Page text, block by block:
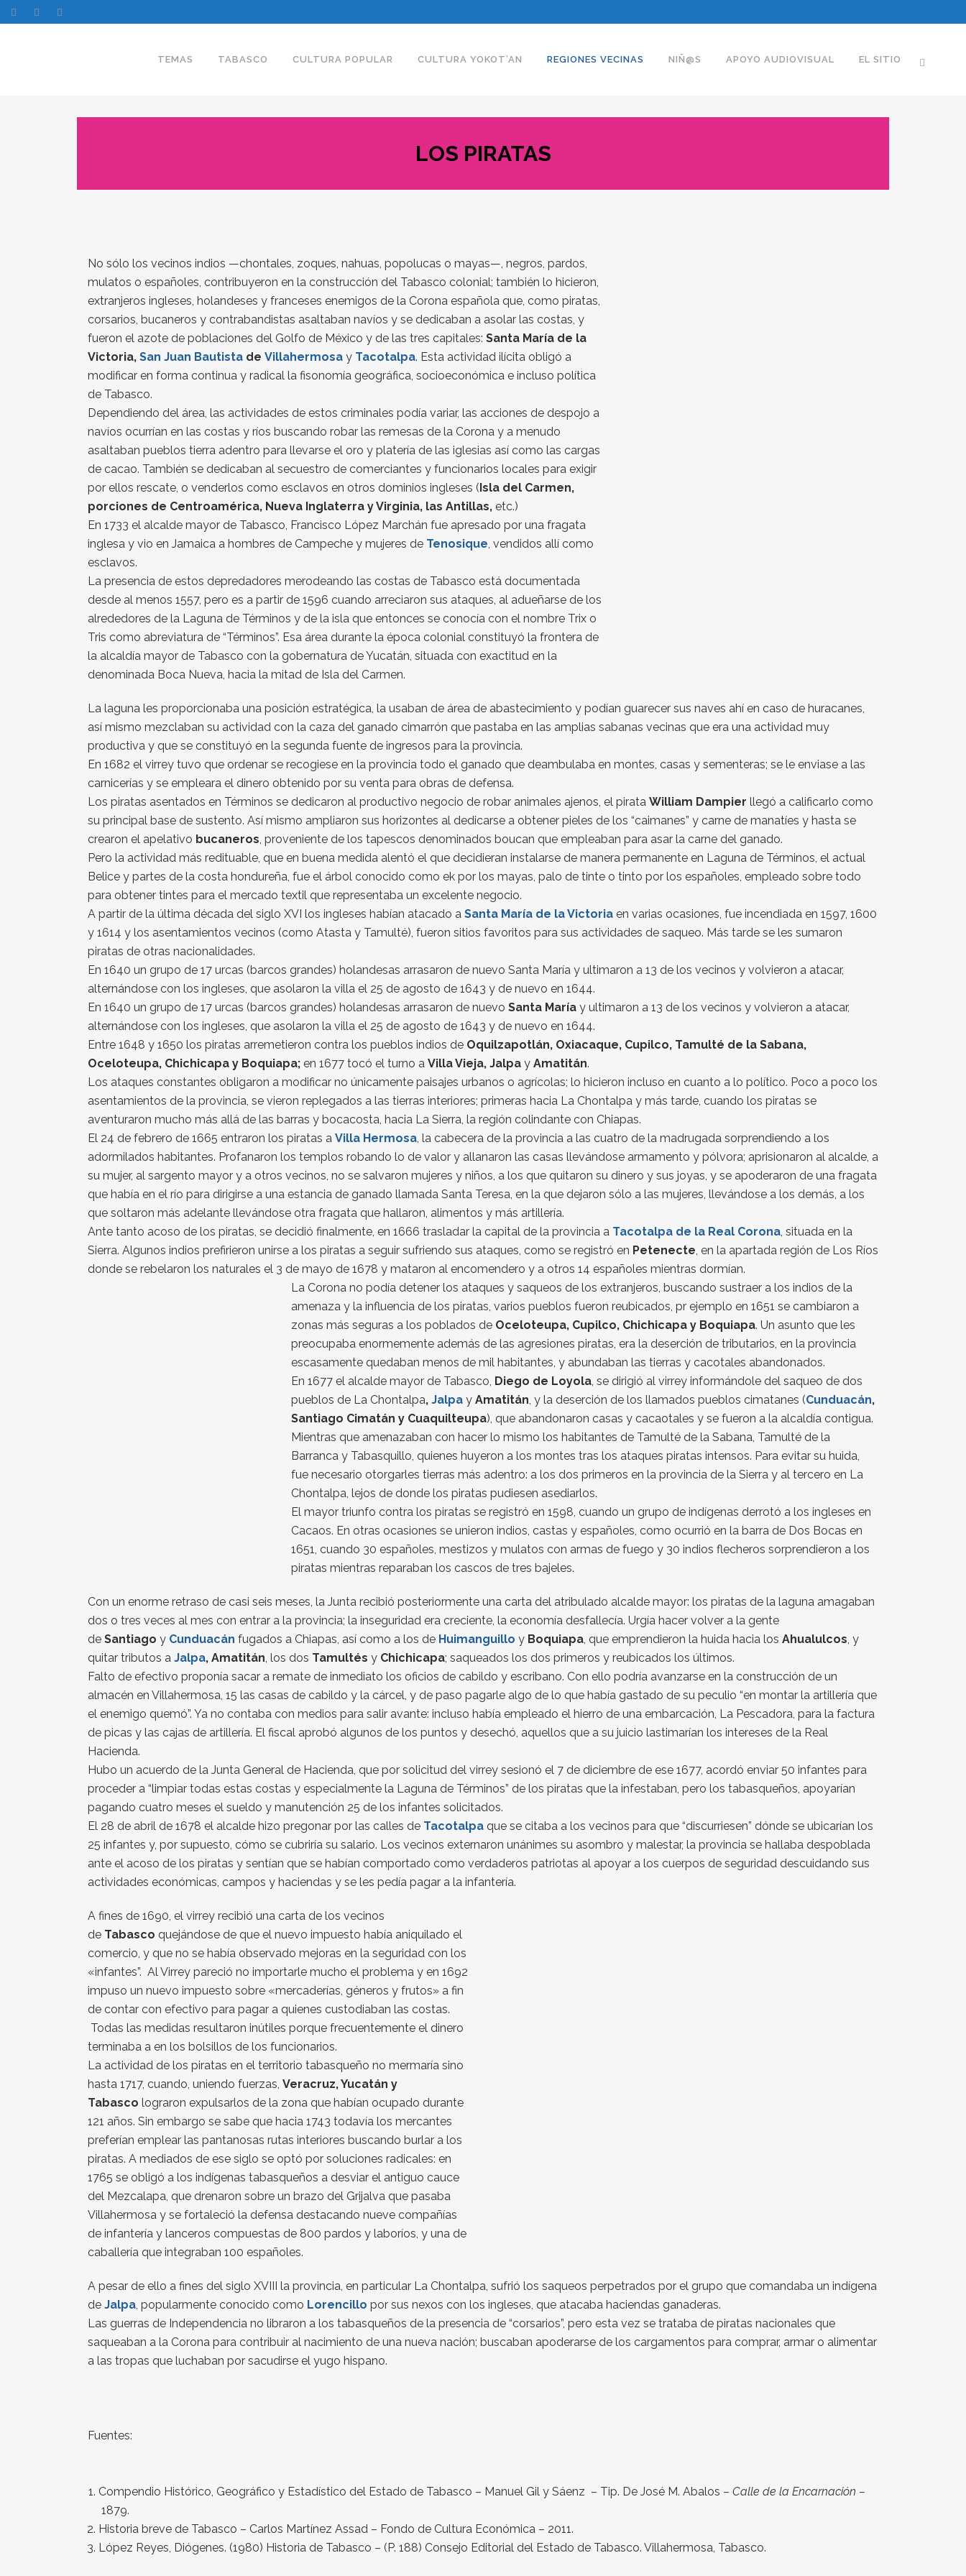
TEMAS TABASCO CULTURA POPULAR CULTURA YOKOT’AN REGIONES VECINAS NIÑ@S APOYO AUDIOVISUAL EL SITIO
LOS PIRATAS
No sólo los vecinos indios —chontales, zoques, nahuas, popolucas o mayas—, negros, pardos,
mulatos o españoles, contribuyeron en la construcción del Tabasco colonial; también lo hicieron,
extranjeros ingleses, holandeses y franceses enemigos de la Corona española que, como piratas,
corsarios, bucaneros y contrabandistas asaltaban navíos y se dedicaban a asolar las costas, y
fueron el azote de poblaciones del Golfo de México y de las tres capitales: Santa María de la
Victoria, San Juan Bautista de Villahermosa y Tacotalpa. Esta actividad ilícita obligó a
modificar en forma continua y radical la fisonomía geográfica, socioeconómica e incluso política
de Tabasco.
Dependiendo del área, las actividades de estos criminales podía variar, las acciones de despojo a
navíos ocurrían en las costas y ríos buscando robar las remesas de la Corona y a menudo
asaltaban pueblos tierra adentro para llevarse el oro y platería de las iglesias así como las cargas
de cacao. También se dedicaban al secuestro de comerciantes y funcionarios locales para exigir
por ellos rescate, o venderlos como esclavos en otros dominios ingleses (Isla del Carmen,
porciones de Centroamérica, Nueva Inglaterra y Virginia, las Antillas, etc.)
En 1733 el alcalde mayor de Tabasco, Francisco López Marchán fue apresado por una fragata
inglesa y vio en Jamaica a hombres de Campeche y mujeres de Tenosique, vendidos allí como
esclavos.
La presencia de estos depredadores merodeando las costas de Tabasco está documentada
desde al menos 1557, pero es a partir de 1596 cuando arreciaron sus ataques, al adueñarse de los
alrededores de la Laguna de Términos y de la isla que entonces se conocía con el nombre Trix o
Tris como abreviatura de “Términos”. Esa área durante la época colonial constituyó la frontera de
la alcaldía mayor de Tabasco con la gobernatura de Yucatán, situada con exactitud en la
denominada Boca Nueva, hacia la mitad de Isla del Carmen.
La laguna les proporcionaba una posición estratégica, la usaban de área de abastecimiento y podían guarecer sus naves ahí en caso de huracanes,
así mismo mezclaban su actividad con la caza del ganado cimarrón que pastaba en las amplias sabanas vecinas que era una actividad muy
productiva y que se constituyó en la segunda fuente de ingresos para la provincia.
En 1682 el virrey tuvo que ordenar se recogiese en la provincia todo el ganado que deambulaba en montes, casas y sementeras; se le enviase a las
carnicerías y se empleara el dinero obtenido por su venta para obras de defensa.
Los piratas asentados en Términos se dedicaron al productivo negocio de robar animales ajenos, el pirata William Dampier llegó a calificarlo como
su principal base de sustento. Así mismo ampliaron sus horizontes al dedicarse a obtener pieles de los “caimanes” y carne de manatíes y hasta se
crearon el apelativo bucaneros, proveniente de los tapescos denominados boucan que empleaban para asar la carne del ganado.
Pero la actividad más redituable, que en buena medida alentó el que decidieran instalarse de manera permanente en Laguna de Términos, el actual
Belice y partes de la costa hondureña, fue el árbol conocido como ek por los mayas, palo de tinte o tinto por los españoles, empleado sobre todo
para obtener tintes para el mercado textil que representaba un excelente negocio.
A partir de la última década del siglo XVI los ingleses habían atacado a Santa María de la Victoria en varias ocasiones, fue incendiada en 1597, 1600
y 1614 y los asentamientos vecinos (como Atasta y Tamulté), fueron sitios favoritos para sus actividades de saqueo. Más tarde se les sumaron
piratas de otras nacionalidades.
En 1640 un grupo de 17 urcas (barcos grandes) holandesas arrasaron de nuevo Santa María y ultimaron a 13 de los vecinos y volvieron a atacar,
alternándose con los ingleses, que asolaron la villa el 25 de agosto de 1643 y de nuevo en 1644.
En 1640 un grupo de 17 urcas (barcos grandes) holandesas arrasaron de nuevo Santa María y ultimaron a 13 de los vecinos y volvieron a atacar,
alternándose con los ingleses, que asolaron la villa el 25 de agosto de 1643 y de nuevo en 1644.
Entre 1648 y 1650 los piratas arremetieron contra los pueblos indios de Oquilzapotlán, Oxiacaque, Cupilco, Tamulté de la Sabana,
Oceloteupa, Chichicapa y Boquiapa; en 1677 tocó el turno a Villa Vieja, Jalpa y Amatitán.
Los ataques constantes obligaron a modificar no únicamente paisajes urbanos o agrícolas; lo hicieron incluso en cuanto a lo político. Poco a poco los
asentamientos de la provincia, se vieron replegados a las tierras interiores; primeras hacia La Chontalpa y más tarde, cuando los piratas se
aventuraron mucho más allá de las barras y bocacosta, hacia La Sierra, la región colindante con Chiapas.
El 24 de febrero de 1665 entraron los piratas a Villa Hermosa, la cabecera de la provincia a las cuatro de la madrugada sorprendiendo a los
adormilados habitantes. Profanaron los templos robando lo de valor y allanaron las casas llevándose armamento y pólvora; aprisionaron al alcalde, a
su mujer, al sargento mayor y a otros vecinos, no se salvaron mujeres y niños, a los que quitaron su dinero y sus joyas, y se apoderaron de una fragata
que había en el río para dirigirse a una estancia de ganado llamada Santa Teresa, en la que dejaron sólo a las mujeres, llevándose a los demás, a los
que soltaron más adelante llevándose otra fragata que hallaron, alimentos y más artillería.
Ante tanto acoso de los piratas, se decidió finalmente, en 1666 trasladar la capital de la provincia a Tacotalpa de la Real Corona, situada en la
Sierra. Algunos indios prefirieron unirse a los piratas a seguir sufriendo sus ataques, como se registró en Petenecte, en la apartada región de Los Ríos
donde se rebelaron los naturales el 3 de mayo de 1678 y mataron al encomendero y a otros 14 españoles mientras dormían.
La Corona no podía detener los ataques y saqueos de los extranjeros, buscando sustraer a los indios de la
amenaza y la influencia de los piratas, varios pueblos fueron reubicados, pr ejemplo en 1651 se cambiaron a
zonas más seguras a los poblados de Oceloteupa, Cupilco, Chichicapa y Boquiapa. Un asunto que les
preocupaba enormemente además de las agresiones piratas, era la deserción de tributarios, en la provincia
escasamente quedaban menos de mil habitantes, y abundaban las tierras y cacotales abandonados.
En 1677 el alcalde mayor de Tabasco, Diego de Loyola, se dirigió al virrey informándole del saqueo de dos
pueblos de La Chontalpa, Jalpay Amatitán, y la deserción de los llamados pueblos cimatanes (Cunduacán,
Santiago Cimatán y Cuaquilteupa), que abandonaron casas y cacaotales y se fueron a la alcaldía contigua.
Mientras que amenazaban con hacer lo mismo los habitantes de Tamulté de la Sabana, Tamulté de la
Barranca y Tabasquillo, quienes huyeron a los montes tras los ataques piratas intensos. Para evitar su huida,
fue necesario otorgarles tierras más adentro: a los dos primeros en la provincia de la Sierra y al tercero en La
Chontalpa, lejos de donde los piratas pudiesen asediarlos.
El mayor triunfo contra los piratas se registró en 1598, cuando un grupo de indígenas derrotó a los ingleses en
Cacaos. En otras ocasiones se unieron indios, castas y españoles, como ocurrió en la barra de Dos Bocas en
1651, cuando 30 españoles, mestizos y mulatos con armas de fuego y 30 indios flecheros sorprendieron a los
piratas mientras reparaban los cascos de tres bajeles.
Con un enorme retraso de casi seis meses, la Junta recibió posteriormente una carta del atribulado alcalde mayor: los piratas de la laguna amagaban
dos o tres veces al mes con entrar a la provincia; la inseguridad era creciente, la economía desfallecía. Urgía hacer volver a la gente
de Santiago y Cunduacán fugados a Chiapas, así como a los de Huimanguillo y Boquiapa, que emprendieron la huida hacia los Ahualulcos, y
quitar tributos a Jalpa, Amatitán, los dos Tamultés y Chichicapa; saqueados los dos primeros y reubicados los últimos.
Falto de efectivo proponía sacar a remate de inmediato los oficios de cabildo y escribano. Con ello podría avanzarse en la construcción de un
almacén en Villahermosa, 15 las casas de cabildo y la cárcel, y de paso pagarle algo de lo que había gastado de su peculio “en montar la artillería que
el enemigo quemó”. Ya no contaba con medios para salir avante: incluso había empleado el hierro de una embarcación, La Pescadora, para la factura
de picas y las cajas de artillería. El fiscal aprobó algunos de los puntos y desechó, aquellos que a su juicio lastimarían los intereses de la Real
Hacienda.
Hubo un acuerdo de la Junta General de Hacienda, que por solicitud del virrey sesionó el 7 de diciembre de ese 1677, acordó enviar 50 infantes para
proceder a “limpiar todas estas costas y especialmente la Laguna de Términos” de los piratas que la infestaban, pero los tabasqueños, apoyarían
pagando cuatro meses el sueldo y manutención 25 de los infantes solicitados.
El 28 de abril de 1678 el alcalde hizo pregonar por las calles de Tacotalpa que se citaba a los vecinos para que “discurriesen” dónde se ubicarían los
25 infantes y, por supuesto, cómo se cubriría su salario. Los vecinos externaron unánimes su asombro y malestar, la provincia se hallaba despoblada
ante el acoso de los piratas y sentían que se habían comportado como verdaderos patriotas al apoyar a los cuerpos de seguridad descuidando sus
actividades económicas, campos y haciendas y se les pedía pagar a la infantería.
A fines de 1690, el virrey recibió una carta de los vecinos
de Tabasco quejándose de que el nuevo impuesto había aniquilado el
comercio, y que no se había observado mejoras en la seguridad con los
«infantes”. Al Virrey pareció no importarle mucho el problema y en 1692
impuso un nuevo impuesto sobre «mercaderías, géneros y frutos» a fin
de contar con efectivo para pagar a quienes custodiaban las costas.
Todas las medidas resultaron inútiles porque frecuentemente el dinero
terminaba a en los bolsillos de los funcionarios.
La actividad de los piratas en el territorio tabasqueño no mermaría sino
hasta 1717, cuando, uniendo fuerzas, Veracruz, Yucatán y
Tabasco lograron expulsarlos de la zona que habían ocupado durante
121 años. Sin embargo se sabe que hacia 1743 todavía los mercantes
preferían emplear las pantanosas rutas interiores buscando burlar a los
piratas. A mediados de ese siglo se optó por soluciones radicales: en
1765 se obligó a los indígenas tabasqueños a desviar el antiguo cauce
del Mezcalapa, que drenaron sobre un brazo del Grijalva que pasaba
Villahermosa y se fortaleció la defensa destacando nueve compañías
de infantería y lanceros compuestas de 800 pardos y laboríos, y una de
caballería que integraban 100 españoles.
A pesar de ello a fines del siglo XVIII la provincia, en particular La Chontalpa, sufrió los saqueos perpetrados por el grupo que comandaba un indígena
de Jalpa, popularmente conocido como Lorencillo por sus nexos con los ingleses, que atacaba haciendas ganaderas.
Las guerras de Independencia no libraron a los tabasqueños de la presencia de “corsarios”, pero esta vez se trataba de piratas nacionales que
saqueaban a la Corona para contribuir al nacimiento de una nueva nación; buscaban apoderarse de los cargamentos para comprar, armar o alimentar
a las tropas que luchaban por sacudirse el yugo hispano.
Fuentes:
Compendio Histórico, Geográfico y Estadístico del Estado de Tabasco – Manuel Gil y Sáenz – Tip. De José M. Abalos – Calle de la Encarnación –
1879.
Historia breve de Tabasco – Carlos Martínez Assad – Fondo de Cultura Económica – 2011.
López Reyes, Diógenes. (1980) Historia de Tabasco – (P. 188) Consejo Editorial del Estado de Tabasco. Villahermosa, Tabasco.